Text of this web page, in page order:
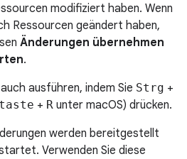
modifiziert haben. Wenn
Ressourcen geändert haben,
Änderungen übernehmen
.
ausführen, indem Sie Strg +
+ R unter macOS) drücken.
werden bereitgestellt
Verwenden Sie diese